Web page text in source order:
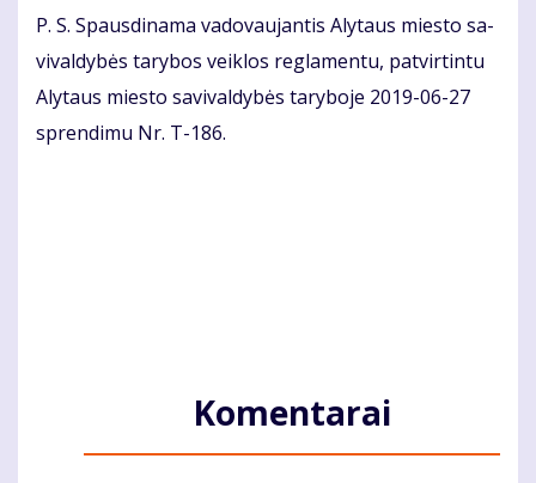
P. S. Spaus­di­na­ma va­do­vau­jan­tis Aly­taus mies­to sa­
vi­val­dy­bės ta­ry­bos veik­los reg­la­men­tu, pa­tvir­tin­tu
Aly­taus mies­to sa­vi­val­dy­bės ta­ry­bo­je 2019-06-27
spren­di­mu Nr. T-186.
Komentarai